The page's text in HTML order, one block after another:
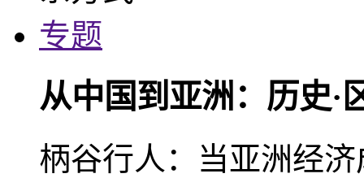
专题
从中国到亚洲：历史·
柄谷行人：当亚洲经